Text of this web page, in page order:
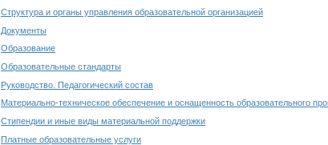
Структура и органы управления образовательной организацией
Документы
Образование
Образовательные стандарты
Руководство. Педагогический состав
Материально-техническое обеспечение и оснащенность образовательного
Стипендии и иные виды материальной поддержки
Платные образовательные услуги